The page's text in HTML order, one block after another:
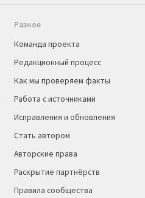
Разное
Команда проекта
Редакционный процесс
Как мы проверяем факты
Работа с источниками
Исправления и обновления
Стать автором
Авторские права
Раскрытие партнёрств
Правила сообщества